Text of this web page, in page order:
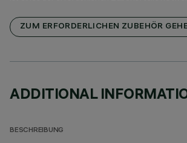
ZUM ERFORDERLICHEN ZUBEHÖR
ADDITIONAL
BESCHREIBUNG